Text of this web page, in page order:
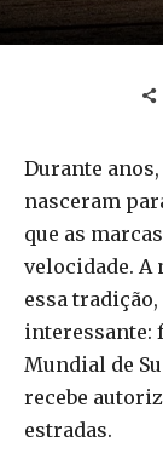
Durante
nasceram
que as
velocidade. A
essa
interessante:
Mundial de
recebe
estradas.